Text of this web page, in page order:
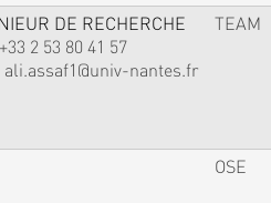
DE RECHERCHE
+33 2 53 80 41 57
ali.assaf1@univ-nantes.fr
TEAM
OSE